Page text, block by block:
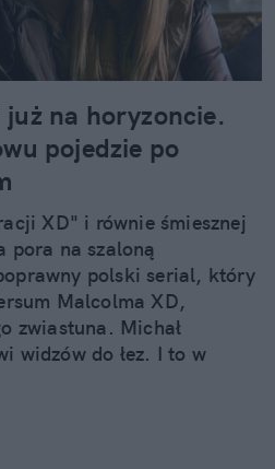
na horyzoncie.
pojedzie po
XD" i równie śmiesznej
pora na szaloną
polski serial, który
Malcolma XD,
zwiastuna. Michał
widzów do łez. I to w